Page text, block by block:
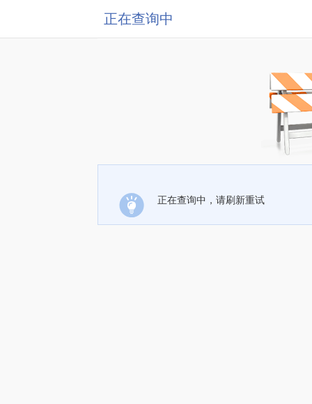
正在查询中
正在查询中，请刷新重试